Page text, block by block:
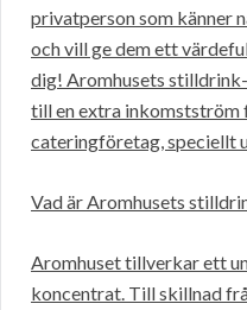
privatperson som känner
och vill ge dem ett
dig! Aromhusets
till en extra inkomstström
cateringföretag, speciellt
Vad är Aromhusets
Aromhuset tillverkar ett
koncentrat. Till skillnad